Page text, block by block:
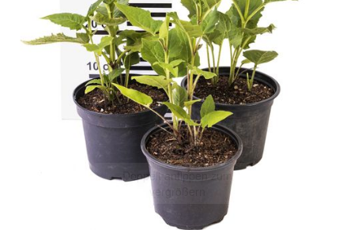
Doppelt antippen zum
vergrößern